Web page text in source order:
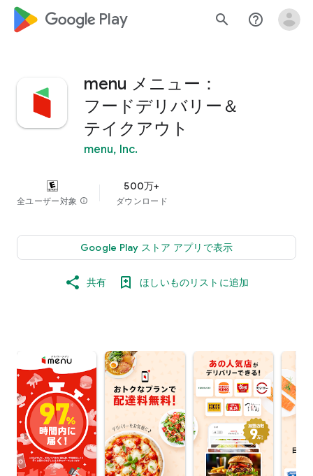
google_logo Play search help_outline
menu メニュー：
フードデリバリー＆
テイクアウト
menu, Inc.
全ユーザー対象 info
500万+
ダウンロード
Google Play ストア アプリで表示
共有 ほしいものリストに追加